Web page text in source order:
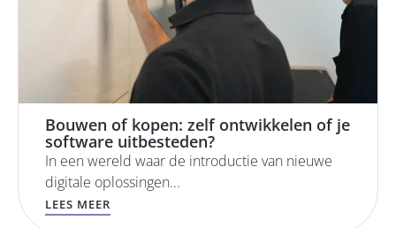
Bouwen of kopen: zelf ontwikkelen of je
software uitbesteden?
In een wereld waar de introductie van nieuwe
digitale oplossingen...
LEES MEER